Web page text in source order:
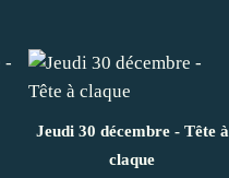
Jeudi 30 décembre - Tête à
claque